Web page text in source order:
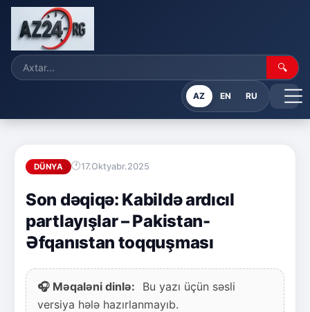
🔍
AZ EN RU
DÜNYA 17.Oktyabr.2025
Son dəqiqə: Kabildə ardıcıl
partlayışlar – Pakistan-
Əfqanıstan toqquşması
🎧 Məqaləni dinlə:
Bu yazı üçün səsli
versiya hələ hazırlanmayıb.